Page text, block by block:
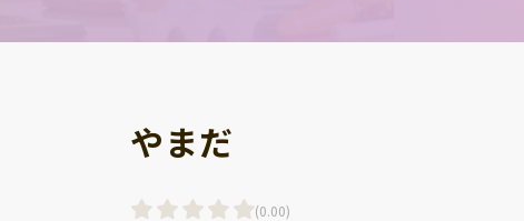
やまだ
(0.00)